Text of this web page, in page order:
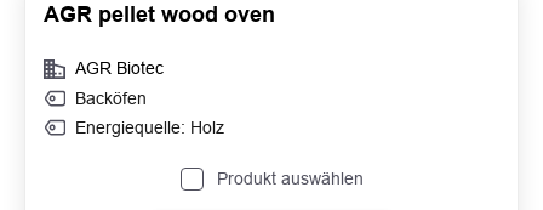
AGR pellet wood oven
AGR Biotec
Backöfen
Energiequelle: Holz
Produkt auswählen